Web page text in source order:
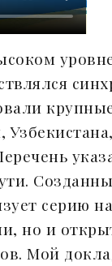
серию
но и
Мой